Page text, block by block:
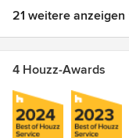
21 weitere anzeigen
4 Houzz-Awards